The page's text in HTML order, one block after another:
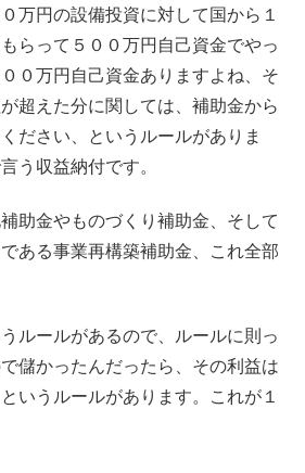
万円の設備投資に対して国から１
らって５００万円自己資金でやっ
０万円自己資金ありますよね、そ
超えた分に関しては、補助金から
ださい、というルールがありま
う収益納付です。
助金やものづくり補助金、そして
ある事業再構築補助金、これ全部
ルールがあるので、ルールに則っ
儲かったんだったら、その利益は
いうルールがあります。これが１